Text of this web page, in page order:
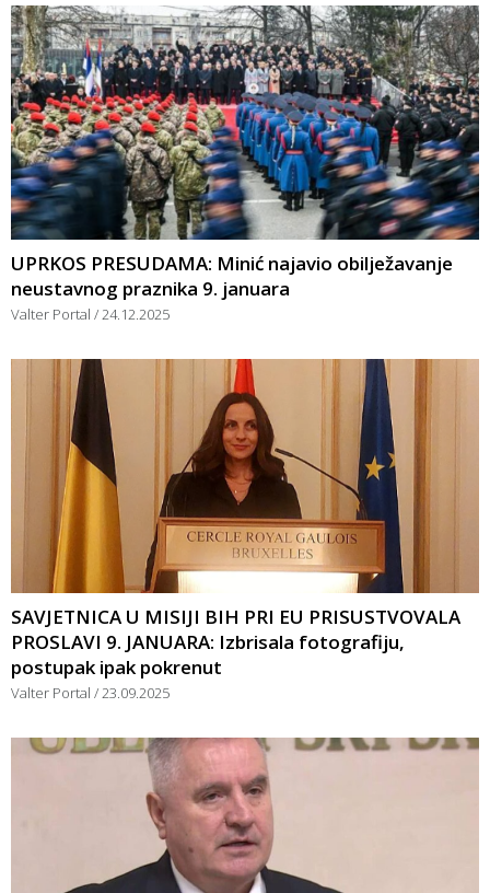
UPRKOS PRESUDAMA: Minić najavio obilježavanje
neustavnog praznika 9. januara
Valter Portal 24.12.2025
SAVJETNICA U MISIJI BIH PRI EU PRISUSTVOVALA
PROSLAVI 9. JANUARA: Izbrisala fotografiju,
postupak ipak pokrenut
Valter Portal 23.09.2025